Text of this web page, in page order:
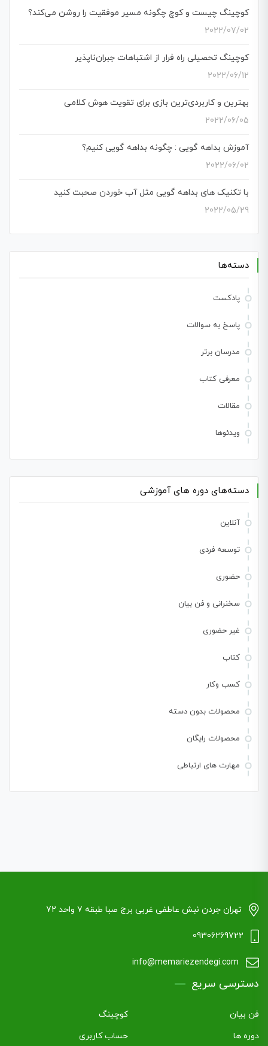
کوچینگ چیست و کوچ چگونه مسیر موفقیت را روشن می‌کند؟
2022/07/02
کوچینگ تحصیلی راه فرار از اشتباهات جبران‌ناپذیر
2022/06/12
بهترین و کاربردی‌ترین بازی برای تقویت هوش کلامی
2022/06/05
آموزش بداهه گویی : چگونه بداهه گویی کنیم؟
2022/06/02
با تکنیک های بداهه گویی مثل آب خوردن صحبت کنید
2022/05/29
دسته‌ها
پادکست
پاسخ به سوالات
مدرسان برتر
معرفی کتاب
مقالات
ویدئوها
دسته‌های دوره های آموزشی
آنلاین
توسعه فردی
حضوری
سخنرانی و فن بیان
غیر حضوری
کتاب
کسب وکار
محصولات بدون دسته
محصولات رایگان
مهارت های ارتباطی
تهران جردن نبش عاطفی غربی برج صبا طبقه ۷ واحد 72
09306269722
info@memariezendegi.com
دسترسی سریع
فن بیان
کوچینگ
دوره ها
حساب کاربری